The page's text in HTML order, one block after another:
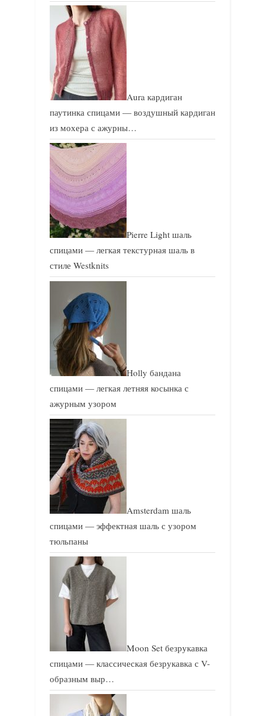
Aura кардиган
паутинка спицами — воздушный кардиган
из мохера с ажурны…
Pierre Light шаль
спицами — легкая текстурная шаль в
стиле Westknits
Holly бандана
спицами — легкая летняя косынка с
ажурным узором
Amsterdam шаль
спицами — эффектная шаль с узором
тюльпаны
Moon Set безрукавка
спицами — классическая безрукавка с V-
образным выр…